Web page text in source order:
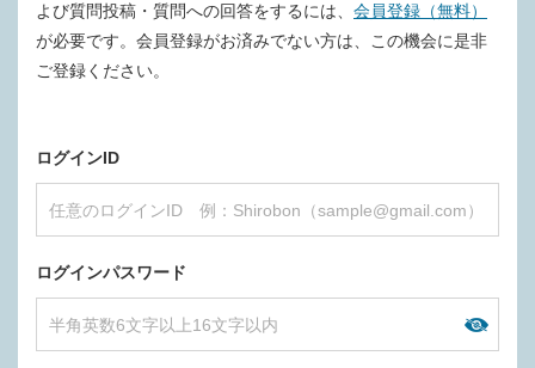
よび質問投稿・質問への回答をするには、 会員登録（無料）
が必要です。会員登録がお済みでない方は、この機会に是非
ご登録ください。
ログインID
ログインパスワード